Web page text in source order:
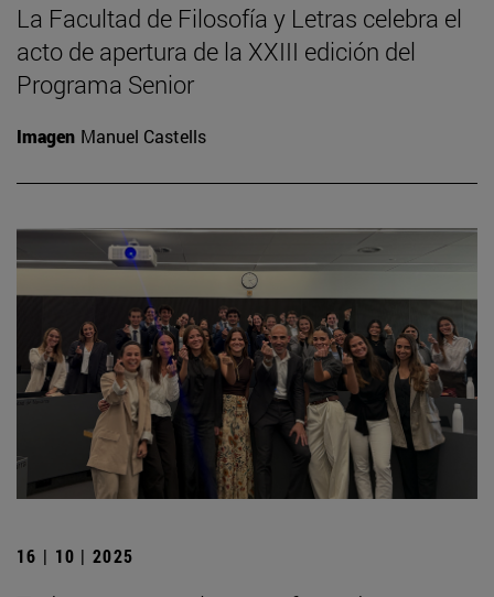
La Facultad de Filosofía y Letras celebra el
acto de apertura de la XXIII edición del
Programa Senior
Imagen Manuel Castells
16 | 10 | 2025